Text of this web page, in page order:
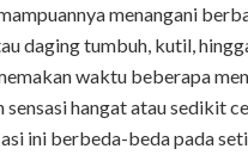
menangani
daging tumbuh, kutil,
waktu beberapa
hangat atau sedikit
ini berbeda-beda pada